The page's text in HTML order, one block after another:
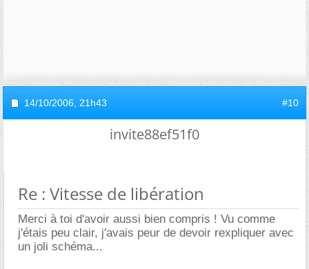
14/10/2006, 21h43 #10
invite88ef51f0
Re : Vitesse de libération
Merci à toi d'avoir aussi bien compris ! Vu comme
j'étais peu clair, j'avais peur de devoir rexpliquer avec
un joli schéma...